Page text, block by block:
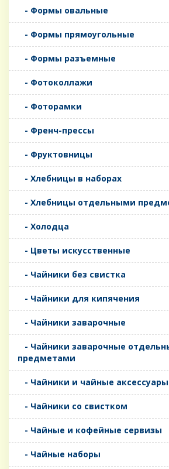
- Формы овальные
- Формы прямоугольные
- Формы разъемные
- Фотоколлажи
- Фоторамки
- Френч-прессы
- Фруктовницы
- Хлебницы в наборах
- Хлебницы отдельными
- Холодца
- Цветы искусственные
- Чайники без свистка
- Чайники для кипячения
- Чайники заварочные
- Чайники заварочные
предметами
- Чайники и чайные аксессуары
- Чайники со свистком
- Чайные и кофейные сервизы
- Чайные наборы